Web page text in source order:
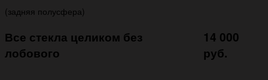
(задняя полусфера)
Все стекла целиком без
лобового
14 000
руб.